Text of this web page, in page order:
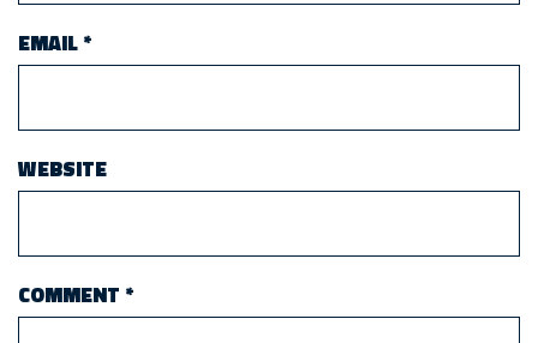
EMAIL*
WEBSITE
COMMENT *